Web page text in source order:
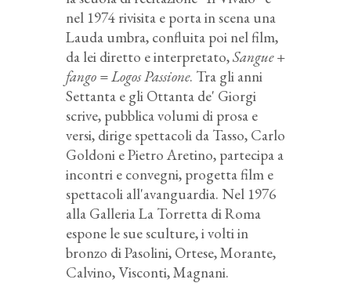
nel 1974 rivisita e porta in scena una
Lauda umbra, confluita poi nel film,
da lei diretto e interpretato,Sangue +
fango = Logos Passione. Tra gli anni
Settanta e gli Ottanta de' Giorgi
scrive, pubblica volumi di prosa e
versi, dirige spettacoli da Tasso, Carlo
Goldoni e Pietro Aretino, partecipa a
incontri e convegni, progetta film e
spettacoli all'avanguardia. Nel 1976
alla Galleria La Torretta di Roma
espone le sue sculture, i volti in
bronzo di Pasolini, Ortese, Morante,
Calvino, Visconti, Magnani.